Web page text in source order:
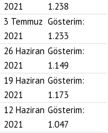
2021
1.238
3 Temmuz
2021
Gösterim:
1.233
26 Haziran
2021
Gösterim:
1.149
19 Haziran
2021
Gösterim:
1.173
12 Haziran
2021
Gösterim:
1.047